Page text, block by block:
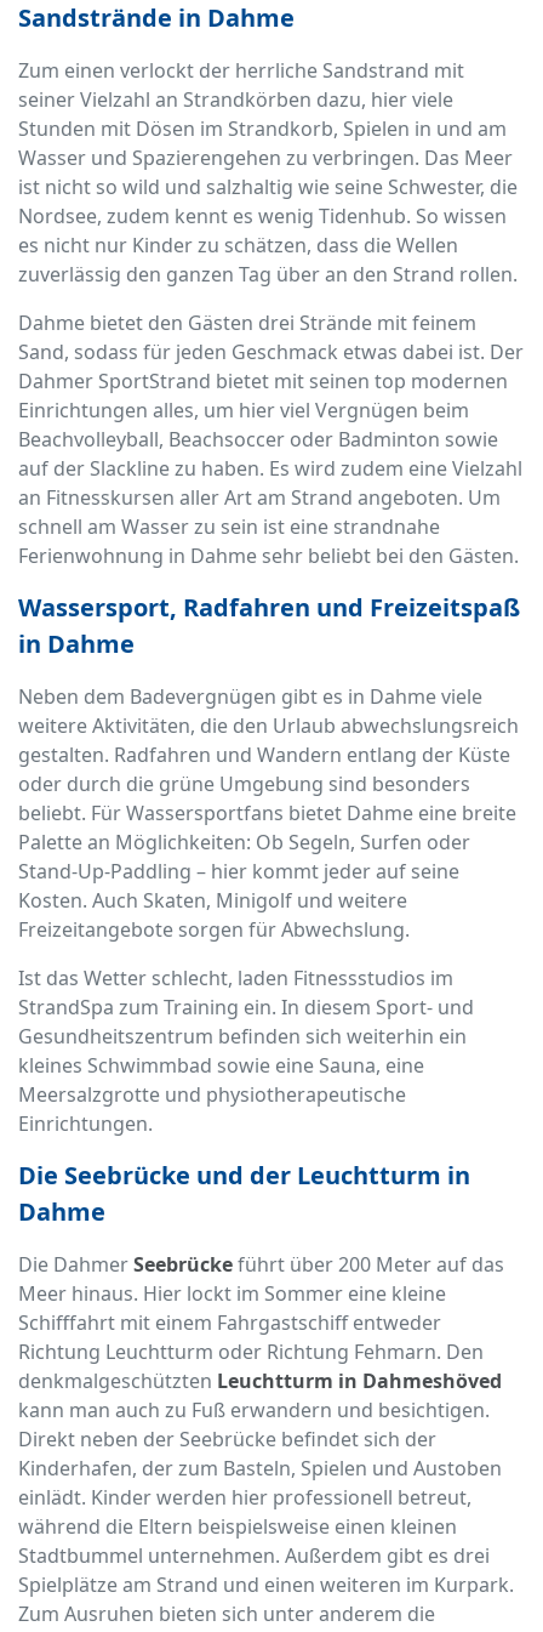
Sandstrände in Dahme
Zum einen verlockt der herrliche Sandstrand mit
seiner Vielzahl an Strandkörben dazu, hier viele
Stunden mit Dösen im Strandkorb, Spielen in und am
Wasser und Spazierengehen zu verbringen. Das Meer
ist nicht so wild und salzhaltig wie seine Schwester, die
Nordsee, zudem kennt es wenig Tidenhub. So wissen
es nicht nur Kinder zu schätzen, dass die Wellen
zuverlässig den ganzen Tag über an den Strand rollen.
Dahme bietet den Gästen drei Strände mit feinem
Sand, sodass für jeden Geschmack etwas dabei ist. Der
Dahmer SportStrand bietet mit seinen top modernen
Einrichtungen alles, um hier viel Vergnügen beim
Beachvolleyball, Beachsoccer oder Badminton sowie
auf der Slackline zu haben. Es wird zudem eine Vielzahl
an Fitnesskursen aller Art am Strand angeboten. Um
schnell am Wasser zu sein ist eine strandnahe
Ferienwohnung in Dahme sehr beliebt bei den Gästen.
Wassersport, Radfahren und Freizeitspaß
in Dahme
Neben dem Badevergnügen gibt es in Dahme viele
weitere Aktivitäten, die den Urlaub abwechslungsreich
gestalten. Radfahren und Wandern entlang der Küste
oder durch die grüne Umgebung sind besonders
beliebt. Für Wassersportfans bietet Dahme eine breite
Palette an Möglichkeiten: Ob Segeln, Surfen oder
Stand-Up-Paddling – hier kommt jeder auf seine
Kosten. Auch Skaten, Minigolf und weitere
Freizeitangebote sorgen für Abwechslung.
Ist das Wetter schlecht, laden Fitnessstudios im
StrandSpa zum Training ein. In diesem Sport- und
Gesundheitszentrum befinden sich weiterhin ein
kleines Schwimmbad sowie eine Sauna, eine
Meersalzgrotte und physiotherapeutische
Einrichtungen.
Die Seebrücke und der Leuchtturm in
Dahme
Die DahmerSeebrückeführt über 200 Meter auf das
Meer hinaus. Hier lockt im Sommer eine kleine
Schifffahrt mit einem Fahrgastschiff entweder
Richtung Leuchtturm oder Richtung Fehmarn. Den
denkmalgeschützten Leuchtturm in Dahmeshöved
kann man auch zu Fuß erwandern und besichtigen.
Direkt neben der Seebrücke befindet sich der
Kinderhafen, der zum Basteln, Spielen und Austoben
einlädt. Kinder werden hier professionell betreut,
während die Eltern beispielsweise einen kleinen
Stadtbummel unternehmen. Außerdem gibt es drei
Spielplätze am Strand und einen weiteren im Kurpark.
Zum Ausruhen bieten sich unter anderem die